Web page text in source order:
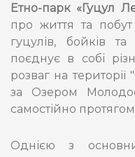
Етно-парк «Гуцул
про життя та
гуцулів, бойків
поєднує в собі
розваг на
за Озером
самостійно
Однією з